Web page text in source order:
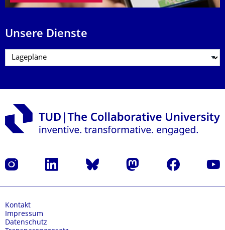
Unsere Dienste
Instagram LinkedIn Bluesky Mastodon Facebook
Kontakt
Impressum
Datenschutz